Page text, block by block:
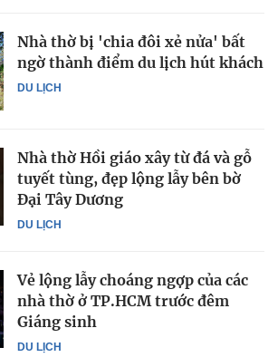
DU LỊCH
Nhà thờ bị 'chia đôi xẻ nửa' bất
ngờ thành điểm du lịch hút khách
DU LỊCH
Nhà thờ Hồi giáo xây từ đá và gỗ
tuyết tùng, đẹp lộng lẫy bên bờ
Đại Tây Dương
DU LỊCH
Vẻ lộng lẫy choáng ngợp của các
nhà thờ ở TP.HCM trước đêm
Giáng sinh